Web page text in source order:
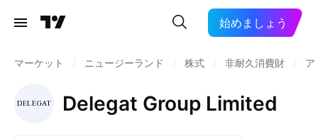
始めましょう
マーケット ニュージーランド 株式 非耐久消費財 ア
Delegat Group Limited